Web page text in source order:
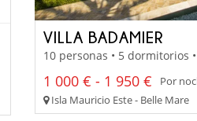
VILLA BADAMIER
10 personas • 5 dormitorios
1 000 € - 1 950 €
Por
Isla Mauricio Este - Belle Mare